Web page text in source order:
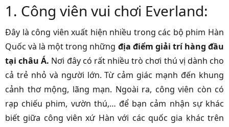
1. Công viên vui chơi Everland:
Đây là công viên xuất hiện nhiều trong các bộ phim Hàn
Quốc và là một trong những địa điểm giải trí hàng đầu
tại châu Á. Nơi đây có rất nhiều trò chơi thú vị dành cho
cả trẻ nhỏ và người lớn. Từ cảm giác mạnh đến khung
cảnh thơ mộng, lãng mạn. Ngoài ra, công viên còn có
rạp chiếu phim, vườn thú,… để bạn cảm nhận sự khác
biết giữa công viên xứ Hàn với các quốc gia khác trên